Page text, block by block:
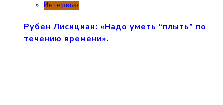
Интервью
Рубен Лисициан: «Надо уметь “плыть” по
течению времени».